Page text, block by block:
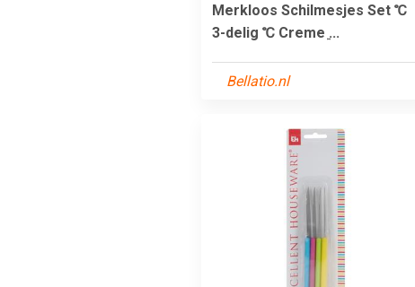
Merkloos Schilmesjes Set ℃
3-delig ℃ Creme ͍...
Bellatio.nl